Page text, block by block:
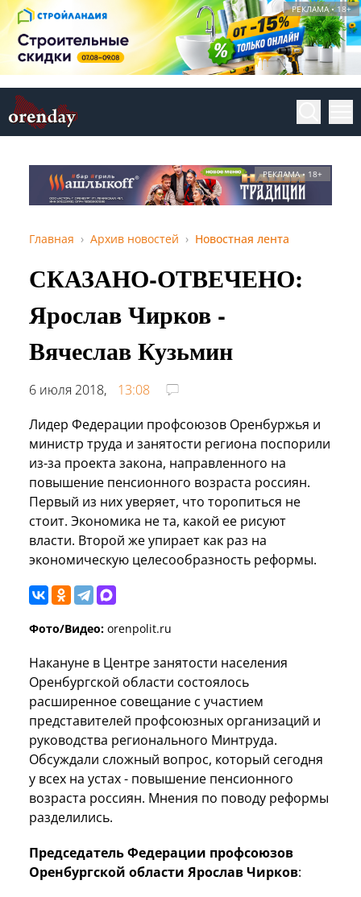
РЕКЛАМА • 18+
РЕКЛАМА • 18+
Главная Архив новостей Новостная лента
СКАЗАНО-ОТВЕЧЕНО:
Ярослав Чирков -
Вячеслав Кузьмин
6 июля 2018,
13:08
Лидер Федерации профсоюзов Оренбуржья и
министр труда и занятости региона поспорили
из-за проекта закона, направленного на
повышение пенсионного возраста россиян.
Первый из них уверяет, что торопиться не
стоит. Экономика не та, какой ее рисуют
власти. Второй же упирает как раз на
экономическую целесообразность реформы.
Фото/Видео: orenpolit.ru
Накануне в Центре занятости населения
Оренбургской области состоялось
расширенное совещание с участием
представителей профсоюзных организаций и
руководства регионального Минтруда.
Обсуждали сложный вопрос, который сегодня
у всех на устах - повышение пенсионного
возраста россиян. Мнения по поводу реформы
разделились.
Председатель Федерации профсоюзов
Оренбургской области Ярослав Чирков: